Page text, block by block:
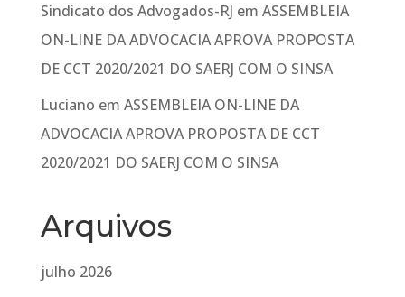
Sindicato dos Advogados-RJ em ASSEMBLEIA
ON-LINE DA ADVOCACIA APROVA PROPOSTA
DE CCT 2020/2021 DO SAERJ COM O SINSA
Luciano em ASSEMBLEIA ON-LINE DA
ADVOCACIA APROVA PROPOSTA DE CCT
2020/2021 DO SAERJ COM O SINSA
Arquivos
julho 2026